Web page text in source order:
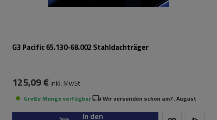
G3 Pacific 65.130-68.002 Stahldachträger
125,09 € inkl. MwSt
Große Menge verfügbar Wir versenden schon am7. August
In den